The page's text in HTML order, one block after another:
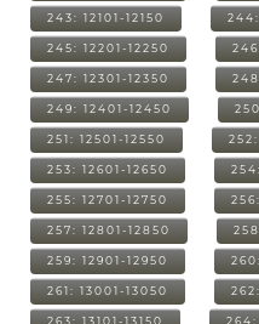
243: 12101-12150 244:
245: 12201-12250
247: 12301-12350
249: 12401-12450
251: 12501-12550
253: 12601-12650
255: 12701-12750
257: 12801-12850
259: 12901-12950
261: 13001-13050
263: 13101-13150 264: